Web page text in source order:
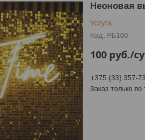
Неоновая
Услуга
Код: РБ100
100 руб./
+375 (33) 357-
Заказ только